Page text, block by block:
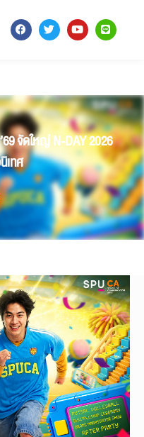
จัดใหญ่ N-DAY 2026
เทศ